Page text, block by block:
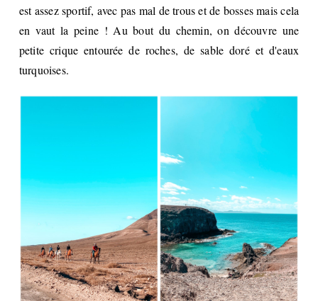
est assez sportif, avec pas mal de trous et de bosses mais cela
en vaut la peine ! Au bout du chemin, on découvre une
petite crique entourée de roches, de sable doré et d'eaux
turquoises.